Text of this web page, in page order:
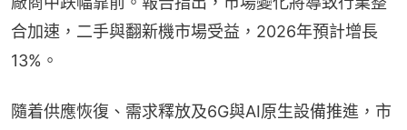
合加速，二手與翻新機市場受益，2026年預計增長
13%。
隨着供應恢復、需求釋放及6G與AI原生設備推進，市